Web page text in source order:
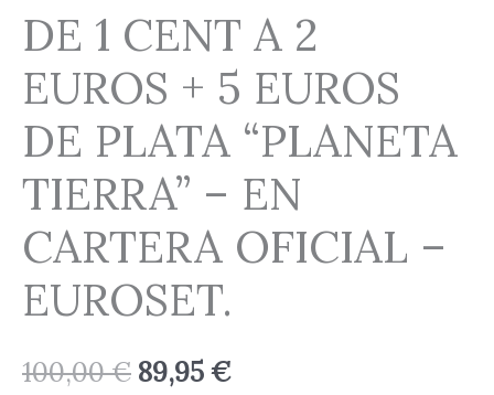
DE 1 CENT A 2
EUROS + 5 EUROS
DE PLATA “PLANETA
TIERRA” – EN
CARTERA OFICIAL –
EUROSET.
100,00€ 89,95€